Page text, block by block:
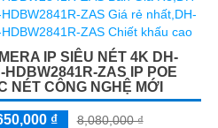
IP SIÊU NÉT 4K DH-
HDBW2841R-ZAS IP POE
NÉT CÔNG NGHỆ MỚI
₫
8,080,000 ₫